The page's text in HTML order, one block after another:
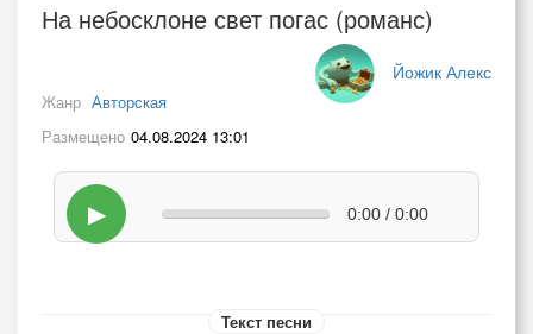
На небосклоне свет погас (романс)
Йожик Алекс
Жанр Авторская
Размещено 04.08.2024 13:01
▶ 0:00 / 0:00
Текст песни